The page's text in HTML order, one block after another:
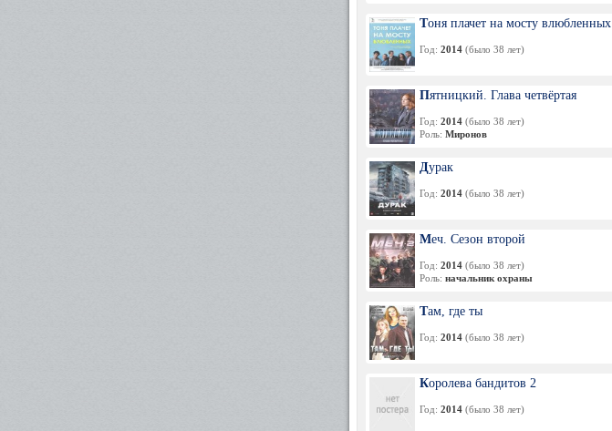
Тоня плачет на мосту влюбленных
Год: 2014 (было 38 лет)
Пятницкий. Глава четвёртая
Год: 2014 (было 38 лет)
Роль: Миронов
Дурак
Год: 2014 (было 38 лет)
Меч. Сезон второй
Год: 2014 (было 38 лет)
Роль: начальник охраны
Там, где ты
Год: 2014 (было 38 лет)
Королева бандитов 2
Год: 2014 (было 38 лет)